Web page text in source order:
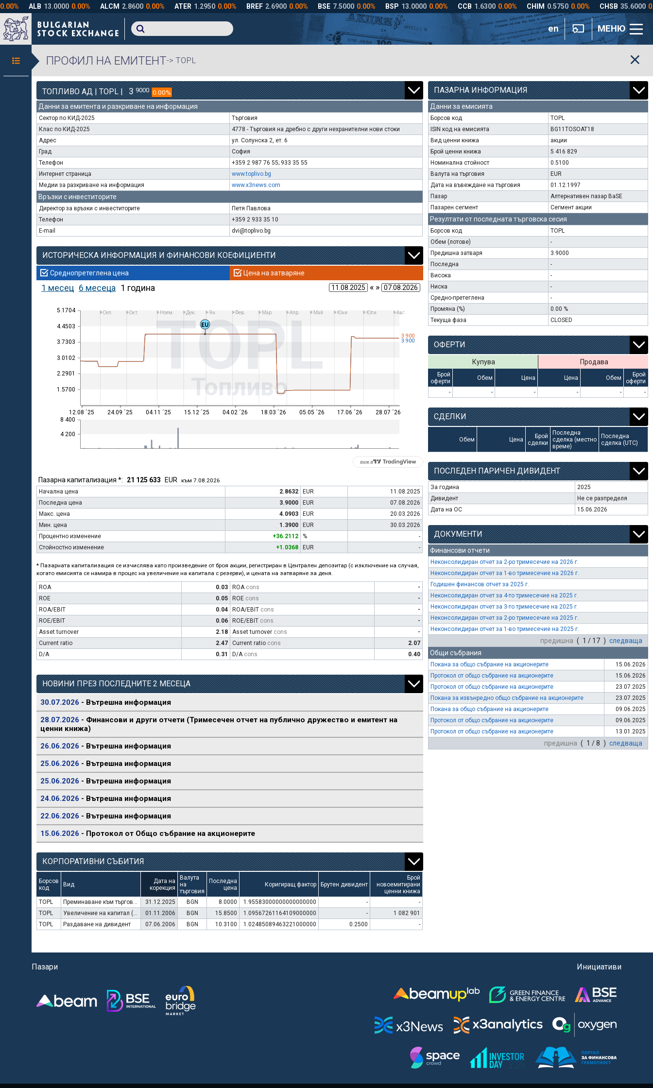
en МЕНЮ
ПРОФИЛ НА ЕМИТЕНТ-> TOPL
ТОПЛИВО АД | TOPL | 3 9000 0.00%
Данни за емитента и разкриване на информация
Сектор по КИД-2025
Търговия
Клас по КИД-2025
4778 - Търговия на дребно с други нехранителни нови стоки
Адрес
ул. Солунска 2, ет. 6
Град
София
Телефон
+359 2 987 76 55; 933 35 55
Интернет страница
www.toplivo.bg
Медии за разкриване на информация
www.x3news.com
Връзки с инвеститорите
Директор за връзки с инвеститорите
Петя Павлова
Телефон
+359 2 933 35 10
E-mail
dvi@toplivo.bg
ИСТОРИЧЕСКА ИНФОРМАЦИЯ И ФИНАНСОВИ КОЕФИЦИЕНТИ
Среднопретеглена цена Цена на затваряне
1 месец 6 месеца 1 година « »
1.5700
2.2901
3.0102
3.7303
4.4503
5.1704 TOPL
Топливо
4 200
8 400
3.900
3.900
12.08 ´25
Сеп.
24.09 ´25
Окт. Ноем.
04.11 ´25
Дек.
15.12 ´25
Ян. Фев.
04.02 ´26
Мар.
18.03 ´26
Апр. Май
05.05 ´26
Юни
17.06 ´26
Юли
28.07 ´26
Авг.
EU
виж в
Пазарна капитализация *: 21 125 633 EUR към 7.08.2026
Начална цена
2.8632 EUR
11.08.2025
Последна цена
3.9000 EUR
07.08.2026
Макс. цена
4.0903 EUR
20.03.2026
Мин. цена
1.3900 EUR
30.03.2026
Процентно изменение
+36.2112 %
-
Стойностно изменение
+1.0368 EUR -
* Пазарната капитализация се изчислява като произведение от броя акции, регистриран в Централен депозитар (с изключение на случая,
когато емисията се намира в процес на увеличение на капитала с резерви), и цената на затваряне за деня.
ROA 0.03 ROA cons
-
ROE
0.05 ROE cons
-
ROA/EBIT
0.04 ROA/EBIT cons
-
ROE/EBIT
0.06 ROE/EBIT cons
-
Asset turnover
2.18 Asset turnover cons
-
Current ratio
2.47 Current ratio cons
2.07
D/A
0.31 D/A cons 0.40
НОВИНИ ПРЕЗ ПОСЛЕДНИТЕ 2 МЕСЕЦА
30.07.2026 - Вътрешна информация
28.07.2026 - Финансови и други отчети (Тримесечен отчет на публично дружество и емитент на
ценни книжа)
26.06.2026 - Вътрешна информация
25.06.2026 - Вътрешна информация
25.06.2026 - Вътрешна информация
24.06.2026 - Вътрешна информация
22.06.2026 - Вътрешна информация
15.06.2026 - Протокол от Общо събрание на акционерите
КОРПОРАТИВНИ СЪБИТИЯ
Борсов
код
Вид
Дата на
корекция
Валута
на
търговия
Последна
цена
Коригиращ фактор Брутен дивидент
Брой
новоемитирани
ценни книжа
TOPL
Преминаване към търговия в Евро 31.12.2025 BGN 8.0000 1.95583000000000000000 -
-
TOPL
Увеличение на капитал (права) 01.11.2006 BGN 15.8500 1.09567261164109000000 -
1 082 901
TOPL
Раздаване на дивидент 07.06.2006 BGN 10.3100 1.02485089463221000000 0.2500 -
ПАЗАРНА ИНФОРМАЦИЯ
Данни за емисията
Борсов код
TOPL
ISIN код на емисията
BG11TOSOAT18
Вид ценни книжа
акции
Брой ценни книжа
5 416 829
Номинална стойност
0.5100
Валута на търговия
EUR
Дата на въвеждане на търговия
01.12.1997
Пазар
Алтернативен пазар BaSE
Пазарен сегмент
Сегмент акции
Резултати от последната търговска сесия
Борсов код
TOPL
Обем (лотове)
-
Предишна затваря
3.9000
Последна
-
Висока
-
Ниска
-
Средно-претеглена
-
Промяна (%)
0.00 %
Текуща фаза
CLOSED
ОФЕРТИ
Купува Продава
Брой
оферти
Обем Цена Цена Обем
Брой
оферти
-
- - - - -
СДЕЛКИ
Обем Цена
Брой
сделки
Последна
сделка (местно
време)
Последна
сделка (UTC)
ПОСЛЕДЕН ПАРИЧЕН ДИВИДЕНТ
За година
2025
Дивидент
Не се разпределя
Дата на ОС
15.06.2026
ДОКУМЕНТИ
Финансови отчети
Неконсолидиран отчет за 2-ро тримесечие на 2026 г.
Неконсолидиран отчет за 1-во тримесечие на 2026 г.
Годишен финансов отчет за 2025 г.
Неконсолидиран отчет за 4-то тримесечие на 2025 г.
Неконсолидиран отчет за 3-то тримесечие на 2025 г.
Неконсолидиран отчет за 2-ро тримесечие на 2025 г.
Неконсолидиран отчет за 1-во тримесечие на 2025 г.
предишна ( 1 / 17 ) следваща
Общи събрания
Покана за общо събрание на акционерите
15.06.2026
Протокол от общо събрание на акционерите
15.06.2026
Протокол от общо събрание на акционерите
23.07.2025
Покана за извънредно общо събрание на акционерите
23.07.2025
Покана за общо събрание на акционерите
09.06.2025
Протокол от общо събрание на акционерите
09.06.2025
Протокол от общо събрание на акционерите
13.01.2025
предишна ( 1 / 8 ) следваща
Пазари Инициативи